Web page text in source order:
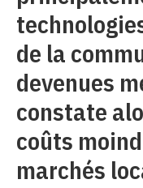
de la
devenues
constate
coûts
marchés